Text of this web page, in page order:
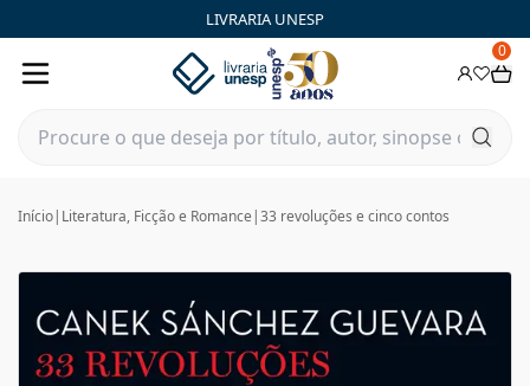
LIVRARIA UNESP
0
Início| Literatura, Ficção e Romance |33 revoluções e cinco contos